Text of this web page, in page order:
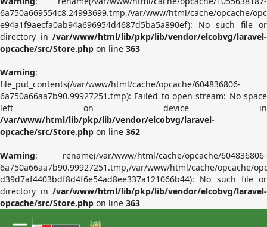
6a750a669554c8.24993699.tmp,/var/www/html/cache/opcache/
e94a1f9aecfa0ab94a696954d4687d5ba5a890ef): No such file or
directory in /var/www/html/lib/pkp/lib/vendor/elcobvg/laravel-
opcache/src/Store.php on line 363
Warning:
file_put_contents(/var/www/html/cache/opcache/604836806-
6a750a66aa7b90.99927251.tmp): Failed to open stream: No space
left on device in
/var/www/html/lib/pkp/lib/vendor/elcobvg/laravel-
opcache/src/Store.php on line 362
Warning: rename(/var/www/html/cache/opcache/604836806-
6a750a66aa7b90.99927251.tmp,/var/www/html/cache/opcache/
d39d7af4403bdf8d4f6e54ad8ee337a121066b44): No such file or
directory in /var/www/html/lib/pkp/lib/vendor/elcobvg/laravel-
opcache/src/Store.php on line 363